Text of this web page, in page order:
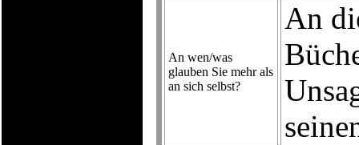
An wen/was
glauben Sie mehr als
an sich selbst?
An